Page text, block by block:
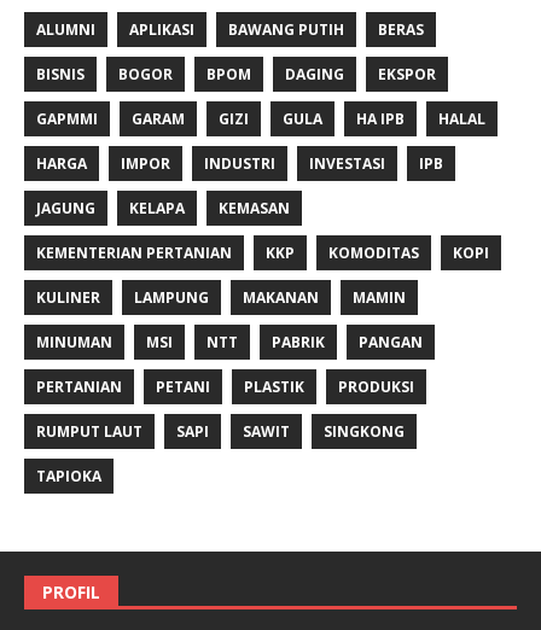
ALUMNI APLIKASI BAWANG PUTIH BERAS
BISNIS BOGOR BPOM DAGING EKSPOR
GAPMMI GARAM GIZI GULA HA IPB HALAL
HARGA IMPOR INDUSTRI INVESTASI IPB
JAGUNG KELAPA KEMASAN
KEMENTERIAN PERTANIAN KKP KOMODITAS KOPI
KULINER LAMPUNG MAKANAN MAMIN
MINUMAN MSI NTT PABRIK PANGAN
PERTANIAN PETANI PLASTIK PRODUKSI
RUMPUT LAUT SAPI SAWIT SINGKONG
TAPIOKA
PROFIL